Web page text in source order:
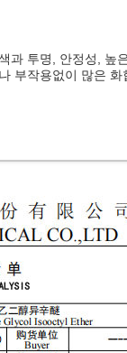
과 투명, 안정성,
부작용없이 많은 화